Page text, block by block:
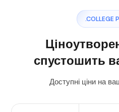
.COLLEGE
спустошить
Доступні ціни на